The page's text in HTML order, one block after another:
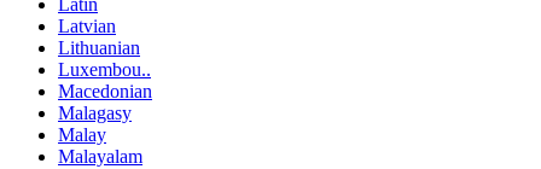
Latvian
Lithuanian
Luxembou..
Macedonian
Malagasy
Malay
Malayalam